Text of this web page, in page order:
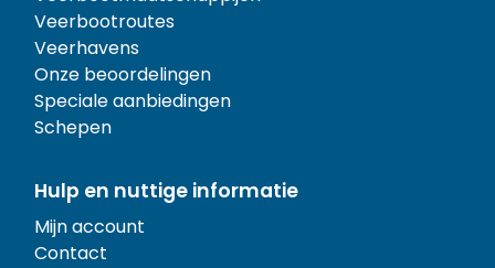
Veerbootroutes
Veerhavens
Onze beoordelingen
Speciale aanbiedingen
Schepen
Hulp en nuttige informatie
Mijn account
Contact